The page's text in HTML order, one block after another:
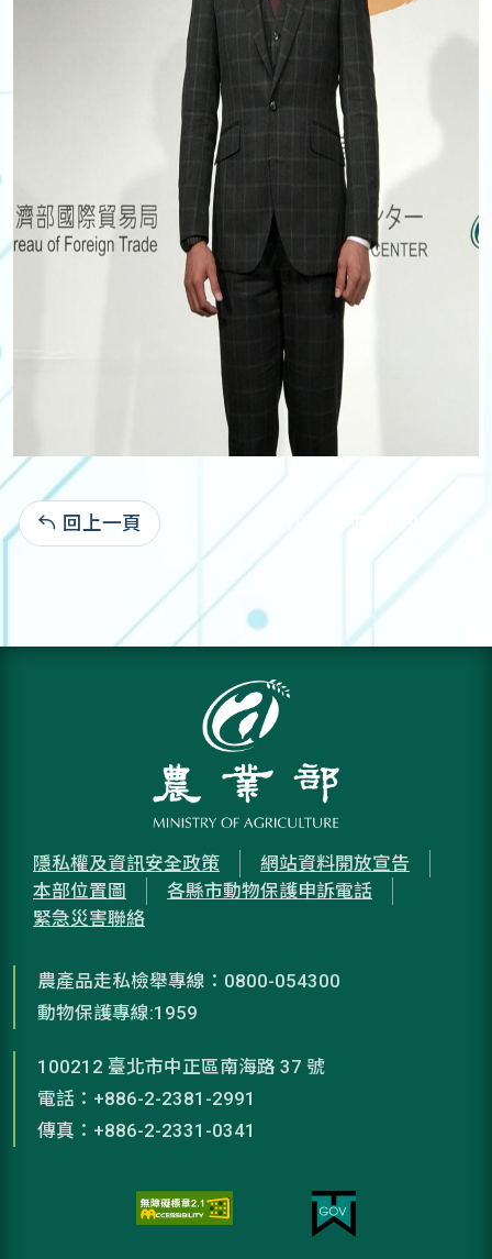
回上一頁 107-03-05:2,193
隱私權及資訊安全政策
網站資料開放宣告
本部位置圖
各縣市動物保護申訴電話
緊急災害聯絡
農產品走私檢舉專線：0800-054300
動物保護專線:1959
100212 臺北市中正區南海路 37 號
電話：+886-2-2381-2991
傳真：+886-2-2331-0341